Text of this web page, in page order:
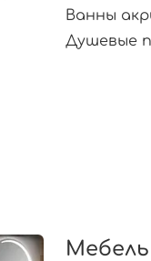
Ванны
Душевые